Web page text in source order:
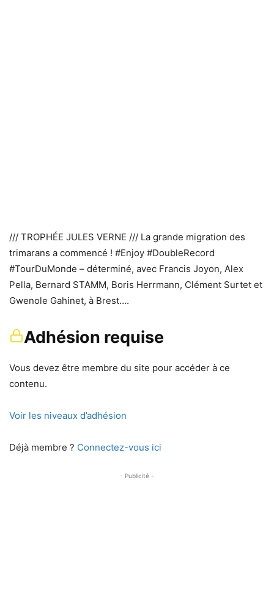
/// TROPHÉE JULES VERNE /// La grande migration des
trimarans a commencé ! #Enjoy #DoubleRecord
#TourDuMonde – déterminé, avec Francis Joyon, Alex
Pella, Bernard STAMM, Boris Herrmann, Clément Surtet et
Gwenole Gahinet, à Brest….
Adhésion requise
Vous devez être membre du site pour accéder à ce
contenu.
Voir les niveaux d’adhésion
Déjà membre ? Connectez-vous ici
- Publicité -